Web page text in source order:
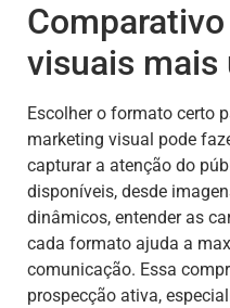
visuais mais
Escolher o formato certo
marketing visual pode
capturar a atenção do
disponíveis, desde
dinâmicos, entender as
cada formato ajuda a
comunicação. Essa
prospecção ativa,